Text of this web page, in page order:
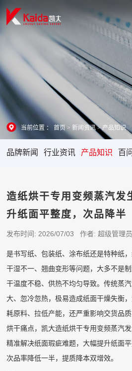
当前位置 ：首页>新闻资讯>产品知识
品牌新闻 行业资讯 产品知识 百
造纸烘干专用变频蒸汽发
升纸面平整度，次品降半
发布时间: 2026/07/03 作者: 超级管理员
是书写纸、包装纸、涂布纸还是特种纸
干湿不一、翘曲变形等问题，大多不是
干温度不稳、供热不均匀导致。传统蒸
大、忽冷忽热，极易造成纸面干燥失衡
耗原料、拉低产能，还严重影响交货品
烘干痛点，凯大造纸烘干专用变频蒸汽
精准解决纸面瑕疵难题，大幅提升纸面
次品率降低一半，提质降本双增效。